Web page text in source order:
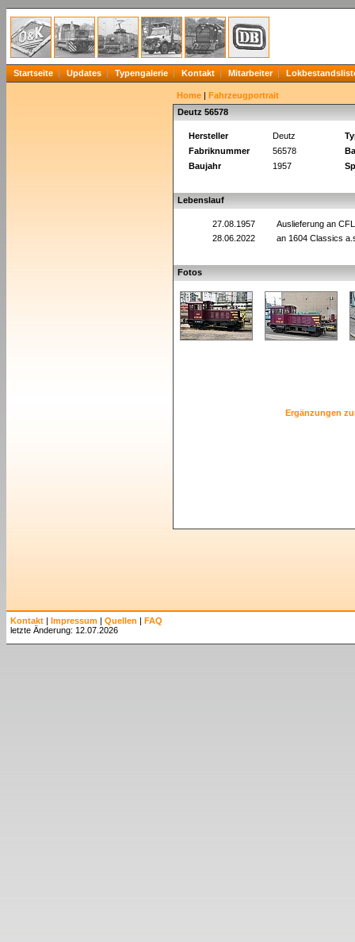
Startseite Updates Typengalerie Kontakt Mitarbeiter
Home | Fahrzeugportrait
Deutz 56578
Hersteller Deutz
Fabriknummer
56578
Baujahr
1957
Lebenslauf
27.08.1957
Auslieferung an
28.06.2022
an 1604 Classics
Fotos
Ergänzungen
Kontakt | Impressum | Quellen | FAQ
letzte Änderung: 12.07.2026